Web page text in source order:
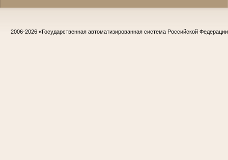
2006-2026 «Государственная автоматизированная система Российской